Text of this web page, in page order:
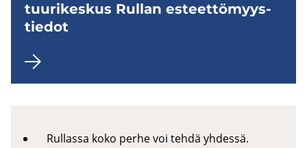
tuu­ri­kes­kus Rul­lan es­teet­tö­myys­
tie­dot
Rullassa koko perhe voi tehdä yhdessä.